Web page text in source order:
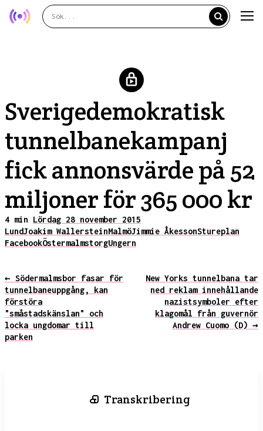
Sverigedemokratisk
tunnelbanekampanj
fick annonsvärde på 52
miljoner för 365 000 kr
4 min Lördag 28 november 2015
LundJoakim WallersteinMalmöJimmie ÅkessonStureplan
FacebookÖstermalmstorgUngern
← Södermalmsbor fasar för
tunnelbaneuppgång, kan
förstöra
"småstadskänslan" och
locka ungdomar till
parken
New Yorks tunnelbana tar
ned reklam innehållande
nazistsymboler efter
klagomål från guvernör
Andrew Cuomo (D) →
Transkribering